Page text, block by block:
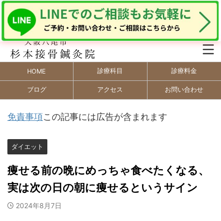
HOME 診療科目 診療料金
ブログ アクセス お問い合わせ
免責事項この記事には広告が含まれます
ダイエット
痩せる前の晩にめっちゃ食べたくなる、
実は次の日の朝に痩せるというサイン
2024年8月7日